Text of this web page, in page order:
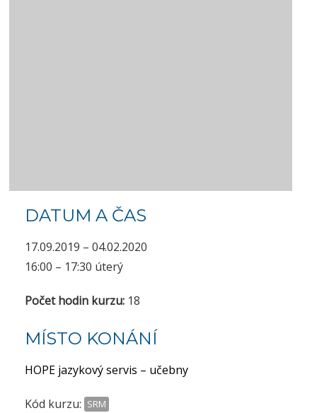
DATUM A ČAS
17.09.2019 – 04.02.2020
16:00 – 17:30 úterý
Počet hodin kurzu: 18
MÍSTO KONÁNÍ
HOPE jazykový servis – učebny
Kód kurzu: SRM